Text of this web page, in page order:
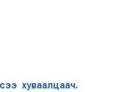
хуваалцаач.